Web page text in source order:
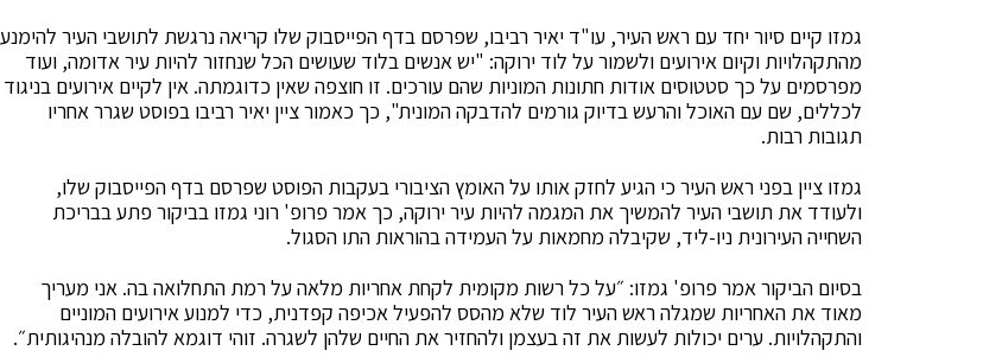
גמזו קיים סיור יחד עם ראש העיר, עו"ד יאיר רביבו, שפרסם בדף הפייסבוק שלו קריאה נרגשת לתושבי העיר להימנע
מהתקהלויות וקיום אירועים ולשמור על לוד ירוקה: "יש אנשים בלוד שעושים הכל שנחזור להיות עיר אדומה, ועוד
מפרסמים על כך סטטוסים אודות חתונות המוניות שהם עורכים. זו חוצפה שאין כדוגמתה. אין לקיים אירועים בניגוד
לכללים, שם עם האוכל והרעש בדיוק גורמים להדבקה המונית", כך כאמור ציין יאיר רביבו בפוסט שגרר אחריו
תגובות רבות.
גמזו ציין בפני ראש העיר כי הגיע לחזק אותו על האומץ הציבורי בעקבות הפוסט שפרסם בדף הפייסבוק שלו,
ולעודד את תושבי העיר להמשיך את המגמה להיות עיר ירוקה, כך אמר פרופ' רוני גמזו בביקור פתע בבריכת
השחייה העירונית ניו-ליד, שקיבלה מחמאות על העמידה בהוראות התו הסגול.
בסיום הביקור אמר פרופ' גמזו: ״על כל רשות מקומית לקחת אחריות מלאה על רמת התחלואה בה. אני מעריך
מאוד את האחריות שמגלה ראש העיר לוד שלא מהסס להפעיל אכיפה קפדנית, כדי למנוע אירועים המוניים
והתקהלויות. ערים יכולות לעשות את זה בעצמן ולהחזיר את החיים שלהן לשגרה. זוהי דוגמא להובלה מנהיגותית״.